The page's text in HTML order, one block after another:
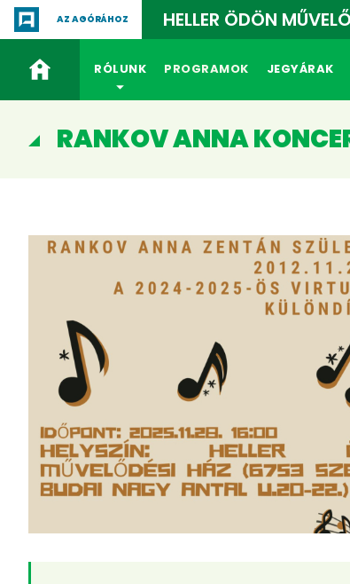
AZ AGÓRÁHOZ HELLER ÖDÖN
RÓLUNK PROGRAMOK JEGYÁRAK
RANKOV ANNA